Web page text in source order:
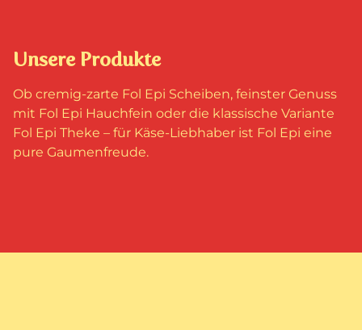
Unsere Produkte
Ob cremig-zarte Fol Epi Scheiben, feinster Genuss
mit Fol Epi Hauchfein oder die klassische Variante
Fol Epi Theke – für Käse-Liebhaber ist Fol Epi eine
pure Gaumenfreude.